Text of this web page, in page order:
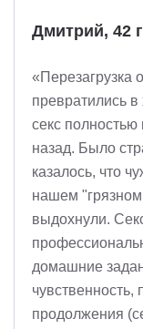
Дмитрий, 42
«Перезагрузка
превратились
секс полностью
назад. Было
казалось, что
нашем
выдохнули.
домашние
чувственность,
продолжения